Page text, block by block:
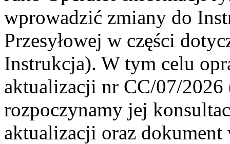
wprowadzić zmiany do
Przesyłowej w części
Instrukcja). W tym celu
aktualizacji nr CC/07/
rozpoczynamy jej
aktualizacji oraz